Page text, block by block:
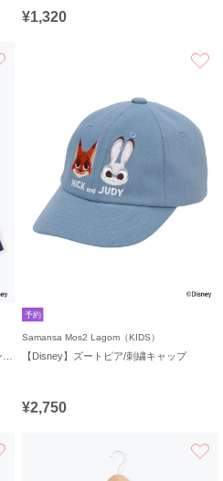
¥1,320
予約
Samansa Mos2 Lagom（KIDS）
【Disney】ズートピア/刺繍キャップ
¥2,750